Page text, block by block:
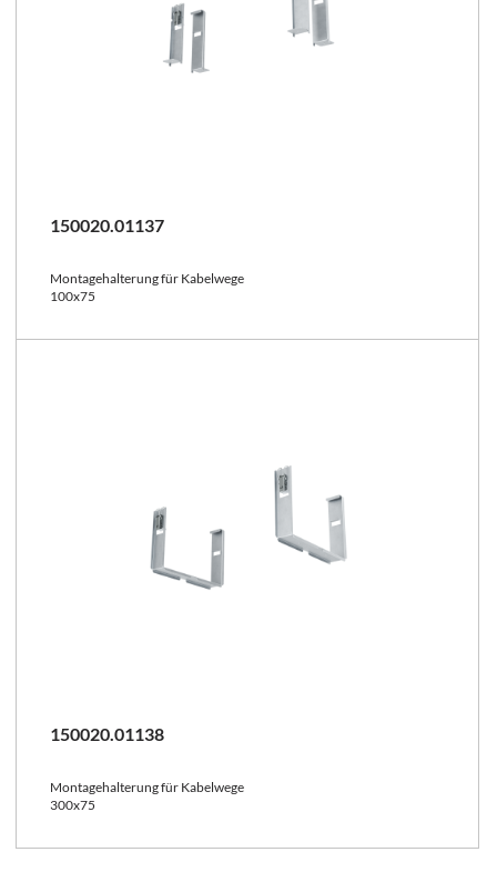
150020.01137
Montagehalterung für Kabelwege
100x75
150020.01138
Montagehalterung für Kabelwege
300x75